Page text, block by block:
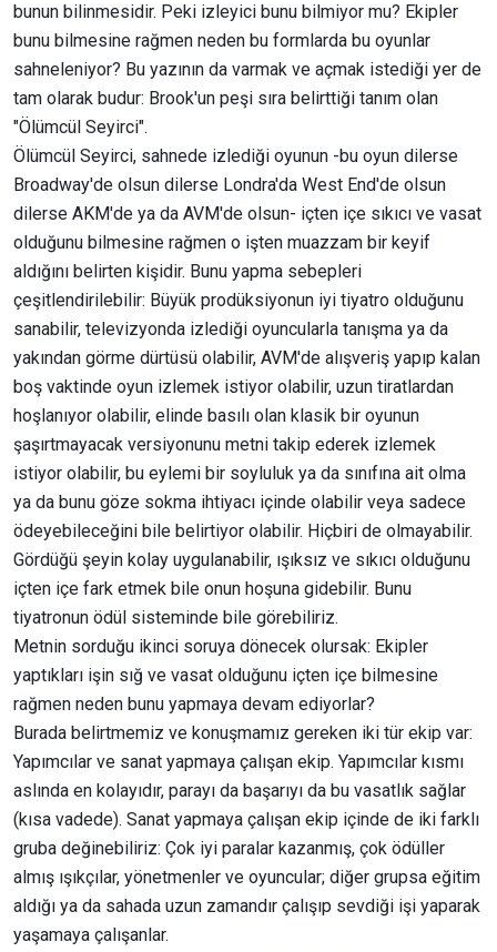
bunun bilinmesidir. Peki izleyici bunu bilmiyor mu? Ekipler
bunu bilmesine rağmen neden bu formlarda bu oyunlar
sahneleniyor? Bu yazının da varmak ve açmak istediği yer de
tam olarak budur: Brook'un peşi sıra belirttiği tanım olan
"Ölümcül Seyirci".
Ölümcül Seyirci, sahnede izlediği oyunun -bu oyun dilerse
Broadway'de olsun dilerse Londra'da West End'de olsun
dilerse AKM'de ya da AVM'de olsun- içten içe sıkıcı ve vasat
olduğunu bilmesine rağmen o işten muazzam bir keyif
aldığını belirten kişidir. Bunu yapma sebepleri
çeşitlendirilebilir: Büyük prodüksiyonun iyi tiyatro olduğunu
sanabilir, televizyonda izlediği oyuncularla tanışma ya da
yakından görme dürtüsü olabilir, AVM'de alışveriş yapıp kalan
boş vaktinde oyun izlemek istiyor olabilir, uzun tiratlardan
hoşlanıyor olabilir, elinde basılı olan klasik bir oyunun
şaşırtmayacak versiyonunu metni takip ederek izlemek
istiyor olabilir, bu eylemi bir soyluluk ya da sınıfına ait olma
ya da bunu göze sokma ihtiyacı içinde olabilir veya sadece
ödeyebileceğini bile belirtiyor olabilir. Hiçbiri de olmayabilir.
Gördüğü şeyin kolay uygulanabilir, ışıksız ve sıkıcı olduğunu
içten içe fark etmek bile onun hoşuna gidebilir. Bunu
tiyatronun ödül sisteminde bile görebiliriz.
Metnin sorduğu ikinci soruya dönecek olursak: Ekipler
yaptıkları işin sığ ve vasat olduğunu içten içe bilmesine
rağmen neden bunu yapmaya devam ediyorlar?
Burada belirtmemiz ve konuşmamız gereken iki tür ekip var:
Yapımcılar ve sanat yapmaya çalışan ekip. Yapımcılar kısmı
aslında en kolayıdır, parayı da başarıyı da bu vasatlık sağlar
(kısa vadede). Sanat yapmaya çalışan ekip içinde de iki farklı
gruba değinebiliriz: Çok iyi paralar kazanmış, çok ödüller
almış ışıkçılar, yönetmenler ve oyuncular; diğer grupsa eğitim
aldığı ya da sahada uzun zamandır çalışıp sevdiği işi yaparak
yaşamaya çalışanlar.